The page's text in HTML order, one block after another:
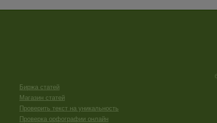
Биржа статей
Магазин статей
Проверить текст на уникальность
Проверка орфографии онлайн